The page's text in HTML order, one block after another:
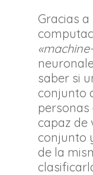
Gracias
saber si
conjunto
personas
capaz de
conjunto
de la